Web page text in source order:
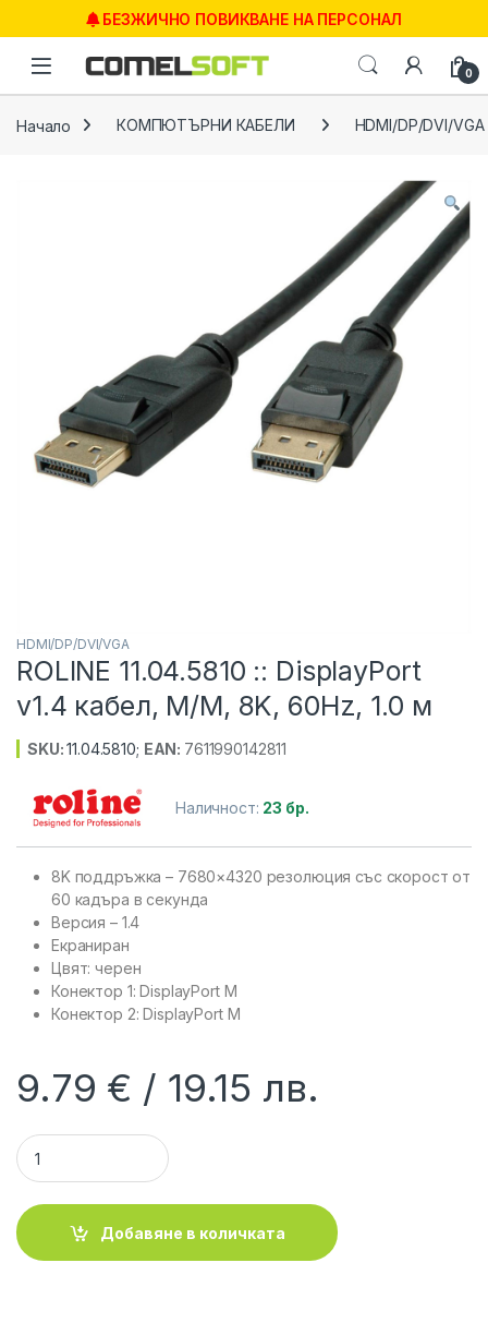
Skip to navigation
Skip to contentБЕЗЖИЧНО ПОВИКВАНЕ НА ПЕРСОНАЛ
0
Начало КОМПЮТЪРНИ КАБЕЛИ HDMI/DP/DVI/VGA
HDMI/DP/DVI/VGA
ROLINE 11.04.5810 :: DisplayPort
v1.4 кабел, M/M, 8K, 60Hz, 1.0 м
SKU:11.04.5810; EAN: 7611990142811
Наличност: 23 бр.
8K поддръжка – 7680×4320 резолюция със скорост от
60 кадъра в секунда
Версия – 1.4
Екраниран
Цвят: черен
Конектор 1: DisplayPort M
Конектор 2: DisplayPort M
9.79 € 19.15 лв.
ROLINE 11.04.5810 :: DisplayPort v1.4 кабел, M/M, 8K, 60Hz,
Добавяне в количката